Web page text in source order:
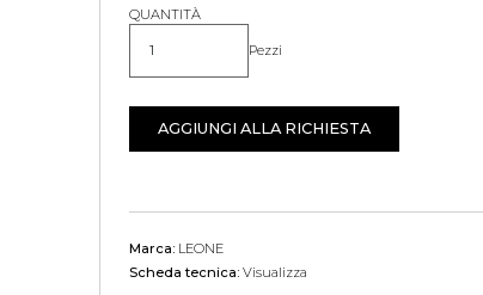
QUANTITÀ
Quantità Pezzi
AGGIUNGI ALLA RICHIESTA
Marca: LEONE
Scheda tecnica: Visualizza